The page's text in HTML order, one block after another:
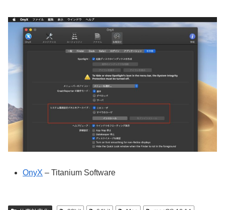
OnyX – Titanium Software